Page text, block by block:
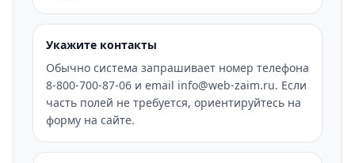
Укажите контакты
Обычно система запрашивает номер телефона
8-800-700-87-06 и email info@web-zaim.ru. Если
часть полей не требуется, ориентируйтесь на
форму на сайте.